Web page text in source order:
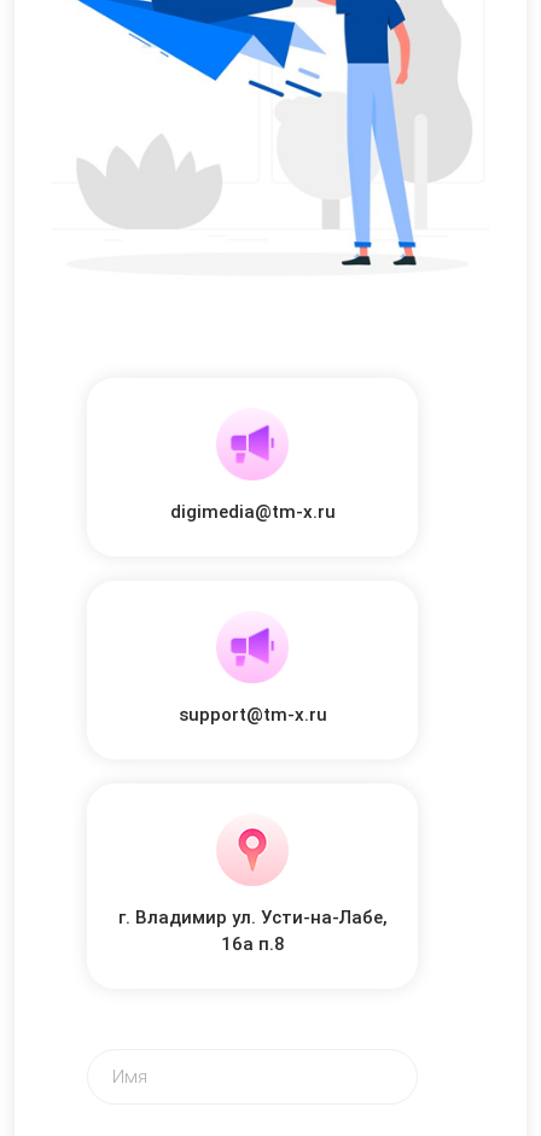
digimedia@tm-x.ru
support@tm-x.ru
г. Владимир ул. Усти-на-Лабе,
16а п.8